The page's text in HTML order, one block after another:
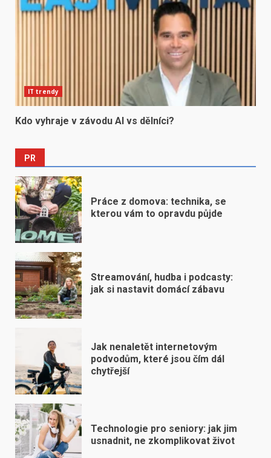
IT trendy
Kdo vyhraje v závodu AI vs dělníci?
PR
Práce z domova: technika, se
kterou vám to opravdu půjde
Streamování, hudba i podcasty:
jak si nastavit domácí zábavu
Jak nenaletět internetovým
podvodům, které jsou čím dál
chytřejší
Technologie pro seniory: jak jim
usnadnit, ne zkomplikovat život